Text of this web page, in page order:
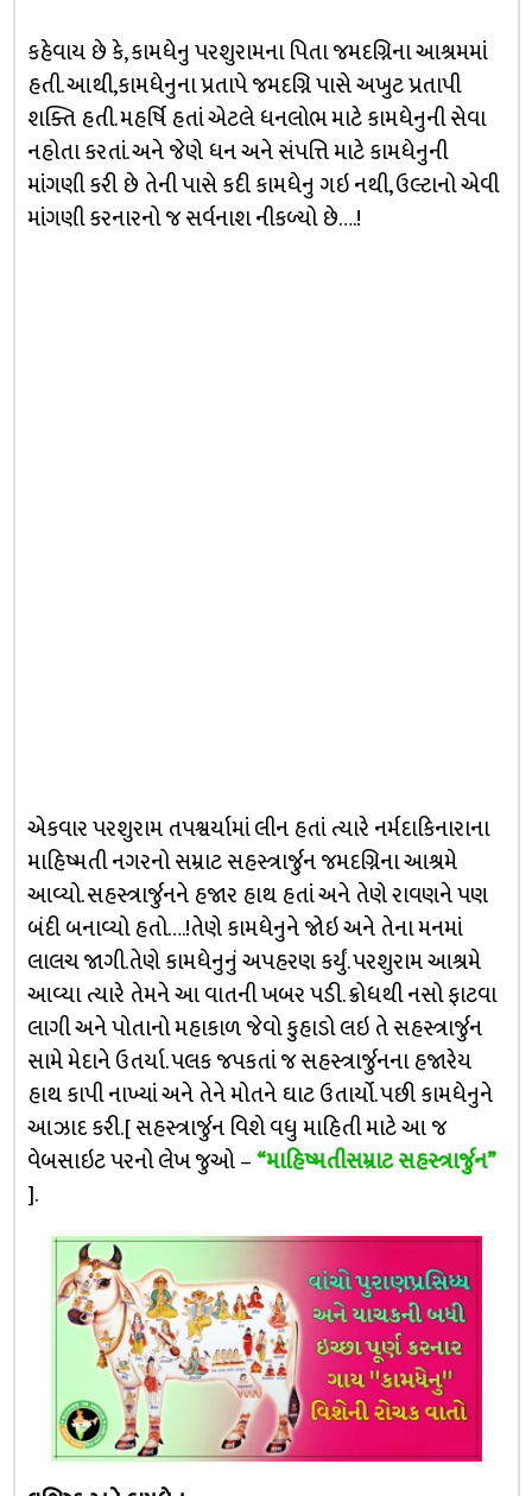
કહેવાય છે કે, કામધેનુ પરશુરામના પિતા જમદગ્નિના આશ્રમમાં
હતી. આથી,કામધેનુના પ્રતાપે જમદગ્નિ પાસે અખુટ પ્રતાપી
શક્તિ હતી. મહર્ષિ હતાં એટલે ધનલોભ માટે કામધેનુની સેવા
નહોતા કરતાં. અને જેણે ધન અને સંપત્તિ માટે કામધેનુની
માંગણી કરી છે તેની પાસે કદી કામધેનુ ગઇ નથી, ઉલ્ટાનો એવી
માંગણી કરનારનો જ સર્વનાશ નીકળ્યો છે….!
એકવાર પરશુરામ તપશ્વર્યામાં લીન હતાં ત્યારે નર્મદાકિનારાના
માહિષ્મતી નગરનો સમ્રાટ સહસ્ત્રાર્જુન જમદગ્નિના આશ્રમે
આવ્યો. સહસ્ત્રાર્જુનને હજાર હાથ હતાં અને તેણે રાવણને પણ
બંદી બનાવ્યો હતો….!તેણે કામધેનુને જોઇ અને તેના મનમાં
લાલચ જાગી.તેણે કામધેનુનું અપહરણ કર્યું. પરશુરામ આશ્રમે
આવ્યા ત્યારે તેમને આ વાતની ખબર પડી. ક્રોધથી નસો ફાટવા
લાગી અને પોતાનો મહાકાળ જેવો કુહાડો લઇ તે સહસ્ત્રાર્જુન
સામે મેદાને ઉતર્યા. પલક જપકતાં જ સહસ્ત્રાર્જુનના હજારેય
હાથ કાપી નાખ્યાં અને તેને મોતને ઘાટ ઉતાર્યો. પછી કામધેનુને
આઝાદ કરી.[ સહસ્ત્રાર્જુન વિશે વધુ માહિતી માટે આ જ
વેબસાઇટ પરનો લેખ જુઓ –“માહિષ્મતીસમ્રાટ સહસ્ત્રાર્જુન”
].